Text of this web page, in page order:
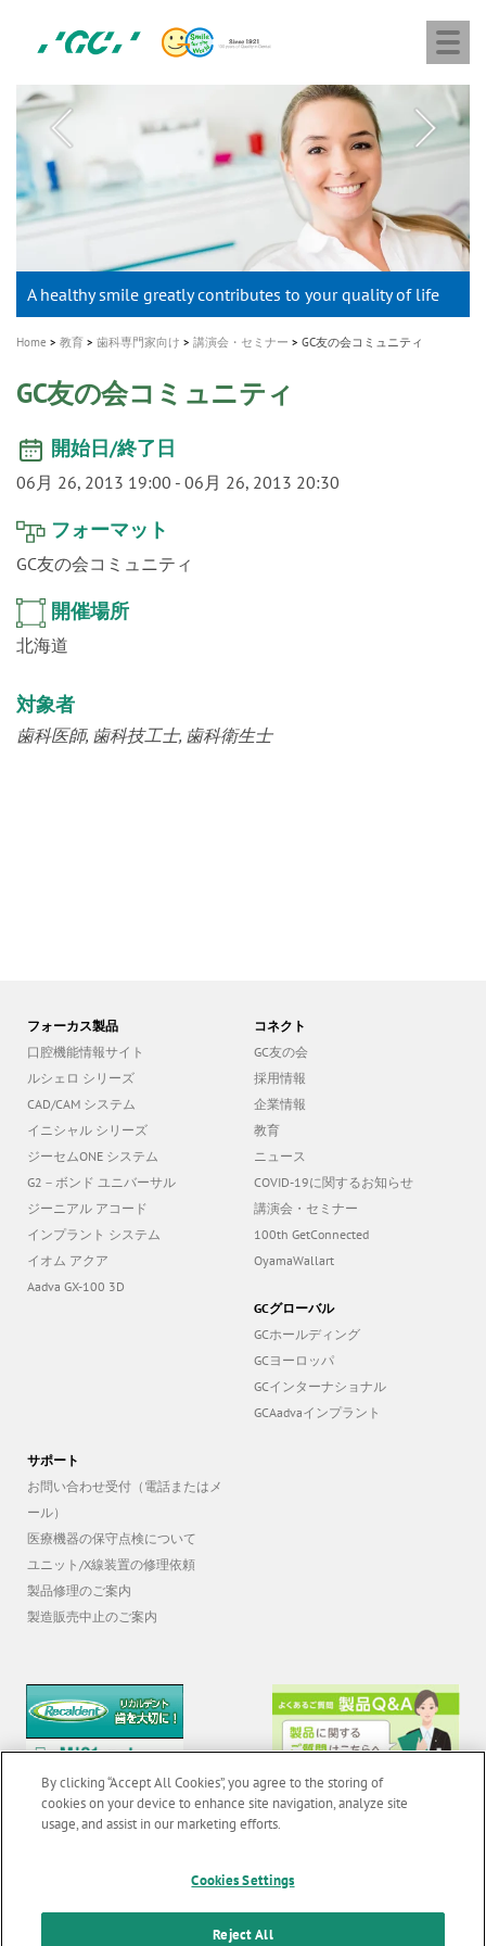
content
社
ジ
ー
シ
ー
M
A healthy smile greatly contributes to your quality of life
新発売 エバーエックス フロー
「セラスマート テクノロジーブック」公開
「イニシャル LiSi（リジ）ブロック テクノロジーブッ
ク」公開
歯を内部まで白くする
新製品 イオム ナゴミ for DH
専用サイトはこちら
新製品バキュクレーブ 118 / 318 Prime
製品の詳細情報はこちら
インプラント Aadva®
GCグループ企業
Home 教育 歯科専門家向け 講演会・セミナー GC友の会コミュニティ
GC友の会コミュニティ
開始日/終了日
06月 26, 2013 19:00 - 06月 26, 2013 20:30
フォーマット
GC友の会コミュニティ
開催場所
北海道
対象者
歯科医師 歯科技工士 歯科衛生士
フォーカス製品
口腔機能情報サイト
ルシェロ シリーズ
CAD/CAM システム
イニシャル シリーズ
ジーセムONE システム
G2－ボンド ユニバーサル
ジーニアル アコード
インプラント システム
イオム アクア
Aadva GX-100 3D
コネクト
GC友の会
採用情報
企業情報
教育
ニュース
COVID-19に関するお知らせ
講演会・セミナー
100th GetConnected
OyamaWallart
GCグローバル
GCホールディング
GCヨーロッパ
GCインターナショナル
GCAadvaインプラント
サポート
お問い合わせ受付（電話またはメ
ール）
医療機器の保守点検について
ユニット/X線装置の修理依頼
製品修理のご案内
製造販売中止のご案内
o
無断転載禁止 | お問い合わせ
個人情報保護方針| クッキーポリシー| 透明性に関する指針|
By clicking “Accept All Cookies”, you agree to the storing of
cookies on your device to enhance site navigation, analyze site
usage, and assist in our marketing efforts.
Cookies Settings
Reject All